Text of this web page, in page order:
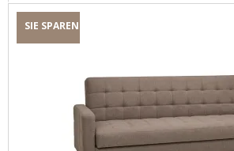
SIE SPAREN